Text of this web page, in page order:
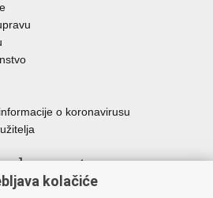
o koronavirusu
sustava
kolačiće